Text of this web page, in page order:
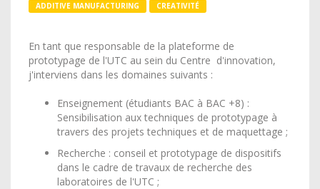
ADDITIVE MANUFACTURING
CREATIVITÉ
En tant que responsable de la plateforme de
prototypage de l'UTC au sein du Centre d'innovation,
j'interviens dans les domaines suivants :
Enseignement (étudiants BAC à BAC +8) :
Sensibilisation aux techniques de prototypage à
travers des projets techniques et de maquettage ;
Recherche : conseil et prototypage de dispositifs
dans le cadre de travaux de recherche des
laboratoires de l'UTC ;